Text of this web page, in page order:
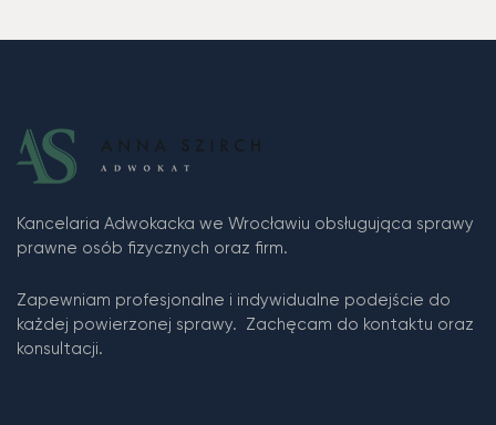
Kancelaria Adwokacka we Wrocławiu obsługująca sprawy
prawne osób fizycznych oraz firm.
Zapewniam profesjonalne i indywidualne podejście do
każdej powierzonej sprawy. Zachęcam do kontaktu oraz
konsultacji.